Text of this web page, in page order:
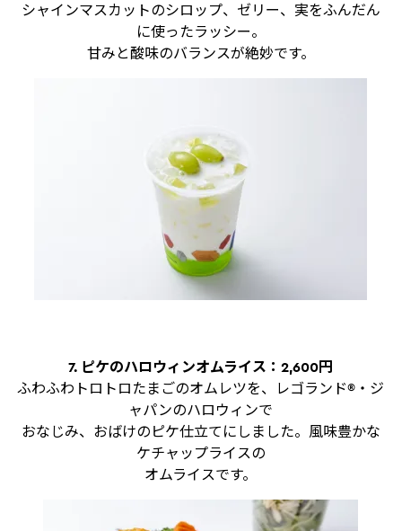
シャインマスカットのシロップ、ゼリー、実をふんだん
に使ったラッシー。
甘みと酸味のバランスが絶妙です。
7. ピケのハロウィンオムライス：2,600円
ふわふわトロトロたまごのオムレツを、レゴランド®・ジ
ャパンのハロウィンで
おなじみ、おばけのピケ仕立てにしました。風味豊かな
ケチャップライスの
オムライスです。